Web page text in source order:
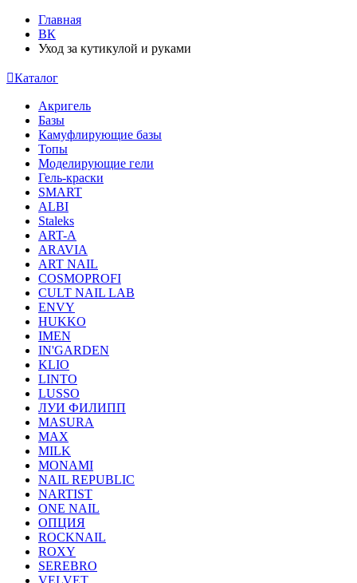
Главная
ВК
Уход за кутикулой и руками
Каталог
Акригель
Базы
Камуфлирующие базы
Топы
Моделирующие гели
Гель-краски
SMART
ALBI
Staleks
ART-A
ARAVIA
ART NAIL
COSMOPROFI
CULT NAIL LAB
ENVY
HUKKO
IMEN
IN'GARDEN
KLIO
LINTO
LUSSO
ЛУИ ФИЛИПП
MASURA
MAX
MILK
MONAMI
NAIL REPUBLIC
NARTIST
ONE NAIL
ОПЦИЯ
ROCKNAIL
ROXY
SEREBRO
VELVET